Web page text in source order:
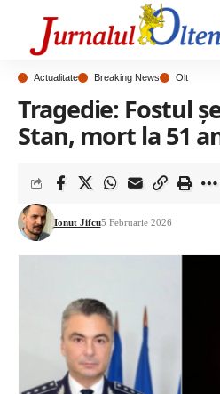
Actualitate Breaking News Olt
Tragedie: Fostul
Stan, mort la 51
Ionut Jifcu5 Februarie 2026